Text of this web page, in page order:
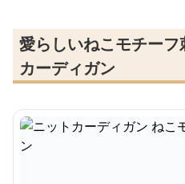
愛らしいねこモチー
カーディガン